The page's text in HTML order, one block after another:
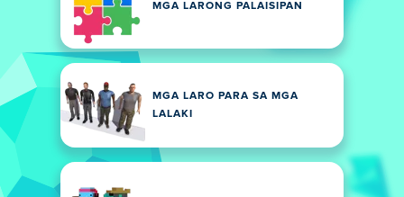
MGA LARONG PALAISIPAN
MGA LARO PARA SA MGA
LALAKI